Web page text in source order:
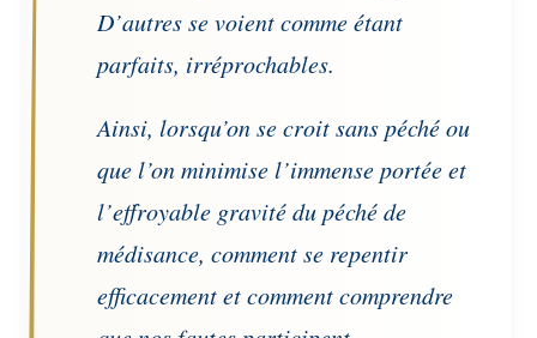
D’autres se voient comme étant
parfaits, irréprochables.
Ainsi, lorsqu’on se croit sans péché ou
que l’on minimise l’immense portée et
l’effroyable gravité du péché de
médisance, comment se repentir
efficacement et comment comprendre